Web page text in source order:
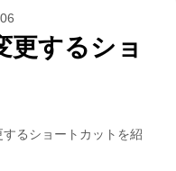
更するショ
るショートカットを紹